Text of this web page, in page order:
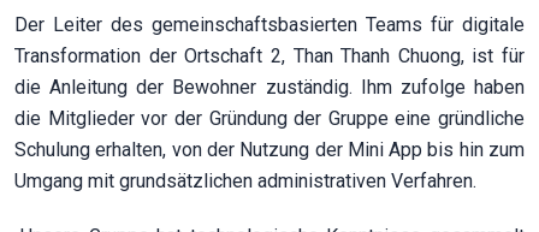
Der Leiter des gemeinschaftsbasierten Teams für digitale
Transformation der Ortschaft 2, Than Thanh Chuong, ist für
die Anleitung der Bewohner zuständig. Ihm zufolge haben
die Mitglieder vor der Gründung der Gruppe eine gründliche
Schulung erhalten, von der Nutzung der Mini App bis hin zum
Umgang mit grundsätzlichen administrativen Verfahren.